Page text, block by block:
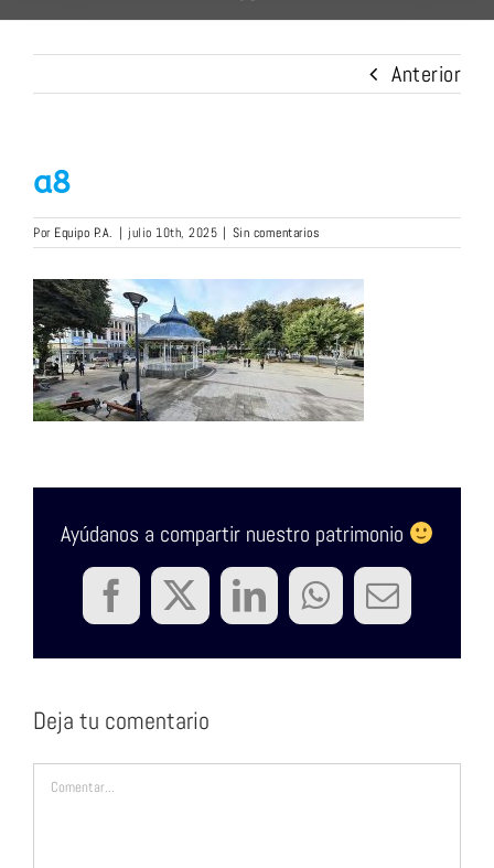
Anterior
a8
Por Equipo P.A. | julio 10th, 2025 | Sin comentarios
Ayúdanos a compartir nuestro patrimonio
Facebook
TwitterLinkedInWhatsApp
Correo
Deja tu comentario
Comentar